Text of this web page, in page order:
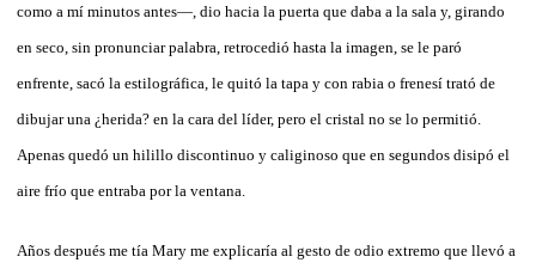
como a mí minutos antes—, dio hacia la puerta que daba a la sala y, girando
en seco, sin pronunciar palabra, retrocedió hasta la imagen, se le paró
enfrente, sacó la estilográfica, le quitó la tapa y con rabia o frenesí trató de
dibujar una ¿herida? en la cara del líder, pero el cristal no se lo permitió.
Apenas quedó un hilillo discontinuo y caliginoso que en segundos disipó el
aire frío que entraba por la ventana.
Años después me tía Mary me explicaría al gesto de odio extremo que llevó a